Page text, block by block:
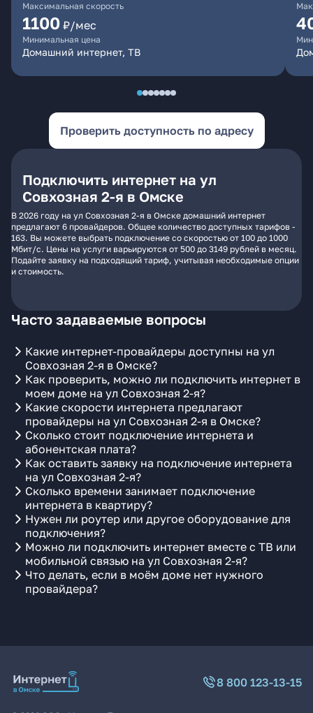
Максимальная скорость
1100 ₽/мес
Минимальная цена
Домашний интернет, ТВ
Проверить доступность по адресу
Подключить интернет на ул
Совхозная 2-я в Омске
В 2026 году на ул Совхозная 2-я в Омске домашний интернет
предлагают 6 провайдеров. Общее количество доступных тарифов -
163. Вы можете выбрать подключение со скоростью от 100 до 1000
Мбит/с. Цены на услуги варьируются от 500 до 3149 рублей в месяц.
Подайте заявку на подходящий тариф, учитывая необходимые опции
и стоимость.
Часто задаваемые вопросы
Какие интернет-провайдеры доступны на ул
Совхозная 2-я в Омске?
Как проверить, можно ли подключить интернет в
моем доме на ул Совхозная 2-я?
Какие скорости интернета предлагают
провайдеры на ул Совхозная 2-я в Омске?
Сколько стоит подключение интернета и
абонентская плата?
Как оставить заявку на подключение интернета
на ул Совхозная 2-я?
Сколько времени занимает подключение
интернета в квартиру?
Нужен ли роутер или другое оборудование для
подключения?
Можно ли подключить интернет вместе с ТВ или
мобильной связью на ул Совхозная 2-я?
Что делать, если в моём доме нет нужного
провайдера?
8 800 123-13-15